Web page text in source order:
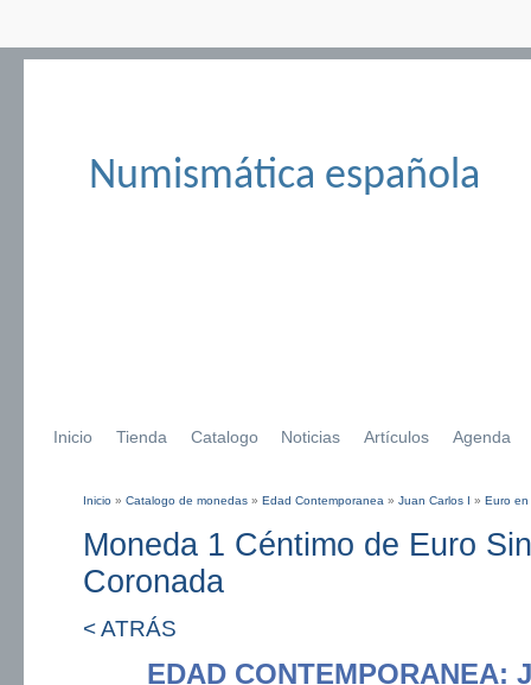
Numismática española
Inicio Tienda Catalogo Noticias Artículos Agenda
Inicio » Catalogo de monedas » Edad Contemporanea » Juan Carlos I » Euro en
Moneda 1 Céntimo de Euro
Coronada
< ATRÁS
EDAD CONTEMPORANEA: